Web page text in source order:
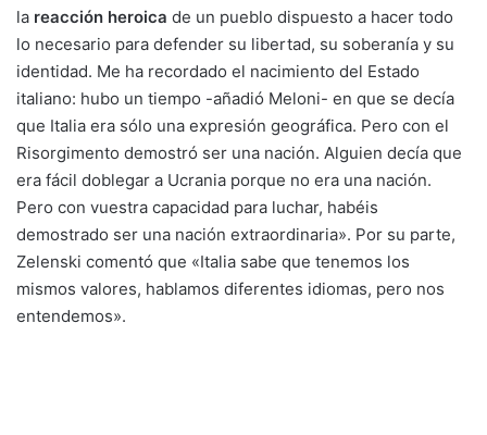
la reacción heroica de un pueblo dispuesto a hacer todo
lo necesario para defender su libertad, su soberanía y su
identidad. Me ha recordado el nacimiento del Estado
italiano: hubo un tiempo -añadió Meloni- en que se decía
que Italia era sólo una expresión geográfica. Pero con el
Risorgimento demostró ser una nación. Alguien decía que
era fácil doblegar a Ucrania porque no era una nación.
Pero con vuestra capacidad para luchar, habéis
demostrado ser una nación extraordinaria». Por su parte,
Zelenski comentó que «Italia sabe que tenemos los
mismos valores, hablamos diferentes idiomas, pero nos
entendemos».